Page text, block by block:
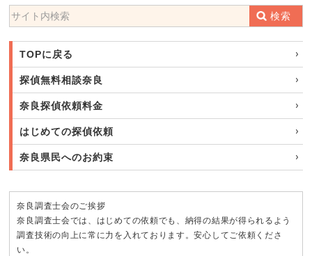
検索
TOPに戻る
探偵無料相談奈良
奈良探偵依頼料金
はじめての探偵依頼
奈良県民へのお約束
奈良調査士会のご挨拶
奈良調査士会では、はじめての依頼でも、納得の結果が得られるよう
調査技術の向上に常に力を入れております。安心してご依頼くださ
い。